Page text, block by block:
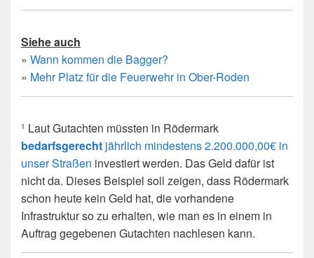
Siehe auch
» Wann kommen die Bagger?
» Mehr Platz für die Feuerwehr in Ober-Roden
1 Laut Gutachten müssten in Rödermark
bedarfsgerecht jährlich mindestens 2.200.000,00€ in
unser Straßen investiert werden. Das Geld dafür ist
nicht da. Dieses Beispiel soll zeigen, dass Rödermark
schon heute kein Geld hat, die vorhandene
Infrastruktur so zu erhalten, wie man es in einem in
Auftrag gegebenen Gutachten nachlesen kann.